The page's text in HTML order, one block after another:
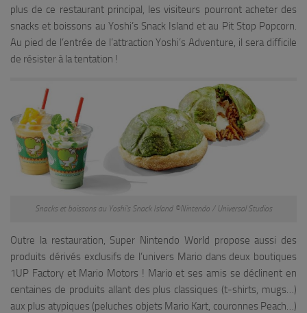
plus de ce restaurant principal, les visiteurs pourront acheter des
snacks et boissons au Yoshi’s Snack Island et au Pit Stop Popcorn.
Au pied de l’entrée de l’attraction Yoshi’s Adventure, il sera difficile
de résister à la tentation !
Snacks et boissons au Yoshi’s Snack Island ©Nintendo / Universal Studios
Outre la restauration, Super Nintendo World propose aussi des
produits dérivés exclusifs de l’univers Mario dans deux boutiques
1UP Factory et Mario Motors ! Mario et ses amis se déclinent en
centaines de produits allant des plus classiques (t-shirts, mugs…)
aux plus atypiques (peluches objets Mario Kart, couronnes Peach…)